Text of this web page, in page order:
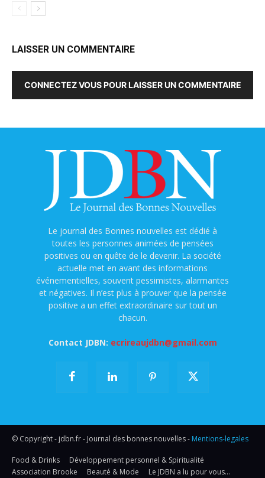
LAISSER UN COMMENTAIRE
CONNECTEZ VOUS POUR LAISSER UN COMMENTAIRE
Le journal des Bonnes nouvelles est dédié à
toutes les personnes animées de pensées
positives ou en quête de le devenir. La société
actuelle met en avant des informations
événementielles, souvent pessimistes, alarmantes
et négatives. Il n’est plus à prouver que la pensée
positive a un effet extraordinaire sur tout un
chacun.
Contact JDBN: ecrireaujdbn@gmail.com
© Copyright - jdbn.fr - Journal des bonnes nouvelles - Mentions-legales
Food & Drinks
Développement personnel & Spiritualité
Association Brooke
Beauté & Mode Le JDBN a lu pour vous…